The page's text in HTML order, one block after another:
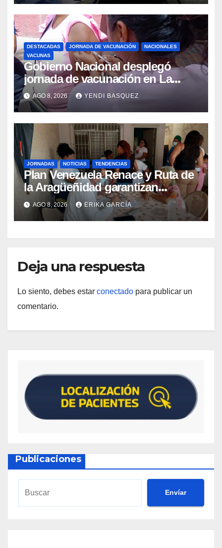
DESTACADAS JORNADA DE VACUNACIÓN
NACIONALES
VACUNAS
Gobierno Nacional desplegó
jornada de vacunación en La
Guaira para garantizar protección
epidemiológica
AGO 8, 2026 YENDI BASQUEZ
JORNADAS NOTICIAS TENDENCIAS
Plan Venezuela Renace y Ruta de
la Aragüeñidad garantizan
atención médica integral en
Aragua
AGO 8, 2026 ERIKA GARCÍA
Deja una respuesta
Lo siento, debes estar conectado para publicar un
comentario.
Publicaciones
Envíar